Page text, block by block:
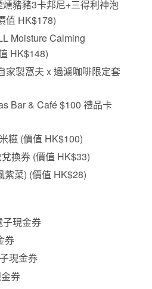
豬豬3卡邦尼+三得利神泡
值 HK$178)
Moisture Calming
HK$148)
家製窩夫 x 過濾咖啡限定套
Bar & Café $100 禮品卡
糍 (價值 HK$100)
換券 (價值 HK$33)
紫菜) (價值 HK$28)
現金券
券
現金券
券